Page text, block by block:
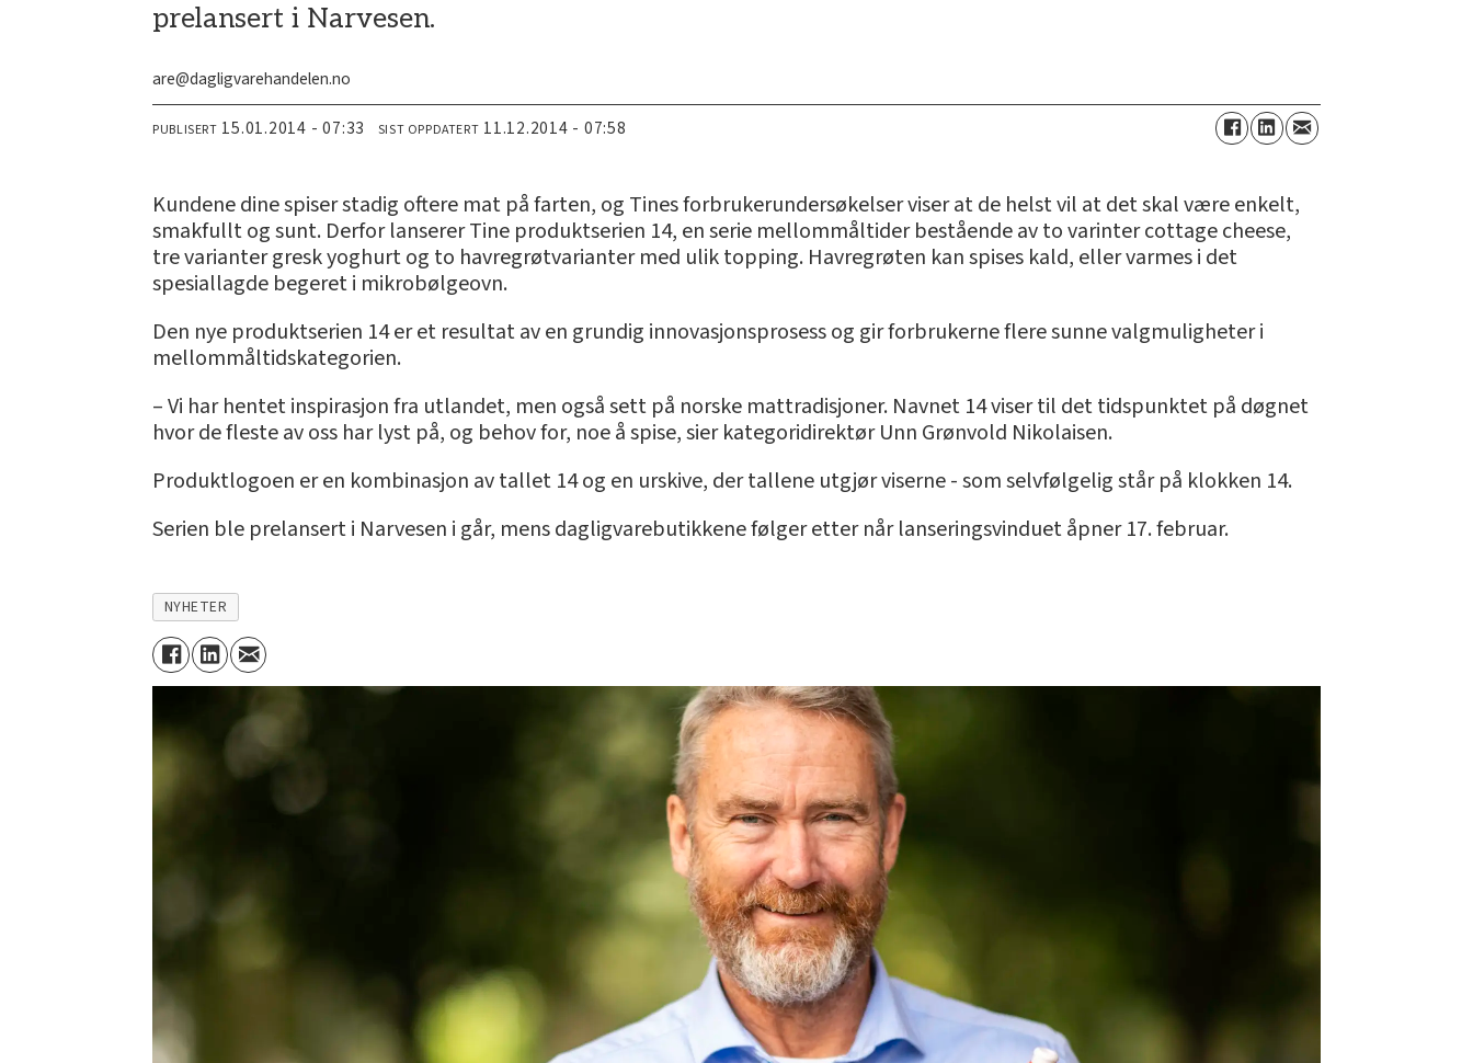
prelansert i Narvesen.
are@dagligvarehandelen.no
PUBLISERT 15.01.2014 - 07:33 SIST OPPDATERT 11.12.2014 - 07:58
Kundene dine spiser stadig oftere mat på farten, og Tines forbrukerundersøkelser viser at de helst vil at det skal være enkelt,
smakfullt og sunt. Derfor lanserer Tine produktserien 14, en serie mellommåltider bestående av to varinter cottage cheese,
tre varianter gresk yoghurt og to havregrøtvarianter med ulik topping. Havregrøten kan spises kald, eller varmes i det
spesiallagde begeret i mikrobølgeovn.
Den nye produktserien 14 er et resultat av en grundig innovasjonsprosess og gir forbrukerne flere sunne valgmuligheter i
mellommåltidskategorien.
– Vi har hentet inspirasjon fra utlandet, men også sett på norske mattradisjoner. Navnet 14 viser til det tidspunktet på døgnet
hvor de fleste av oss har lyst på, og behov for, noe å spise, sier kategoridirektør Unn Grønvold Nikolaisen.
Produktlogoen er en kombinasjon av tallet 14 og en urskive, der tallene utgjør viserne - som selvfølgelig står på klokken 14.
Serien ble prelansert i Narvesen i går, mens dagligvarebutikkene følger etter når lanseringsvinduet åpner 17. februar.
NYHETER